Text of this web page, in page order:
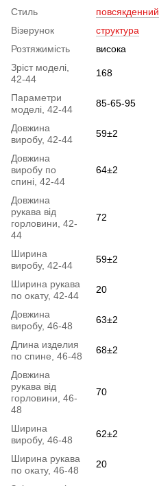
Стиль
повсякденний
Візерунок
структура
Розтяжимість
висока
Зріст моделі,
42-44
168
Параметри
моделі, 42-44
85-65-95
Довжина
виробу, 42-44
59±2
Довжина
виробу по
спині, 42-44
64±2
Довжина
рукава від
горловини, 42-
44
72
Ширина
виробу, 42-44
59±2
Ширина рукава
по окату, 42-44
20
Довжина
виробу, 46-48
63±2
Длина изделия
по спине, 46-48
68±2
Довжина
рукава від
горловини, 46-
48
70
Ширина
виробу, 46-48
62±2
Ширина рукава
по окату, 46-48
20